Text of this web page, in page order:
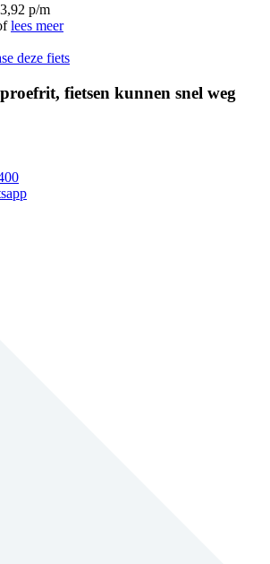
p/m
lees meer
deze fiets
fietsen kunnen snel weg